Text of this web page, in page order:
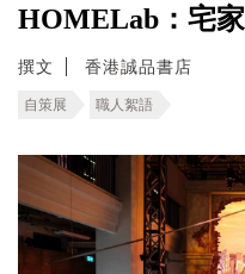
HOMELab：宅家
撰文 香港誠品書店
自策展 職人絮語